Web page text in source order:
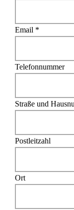
Email *
Telefonnummer
Straße und
Postleitzahl
Ort